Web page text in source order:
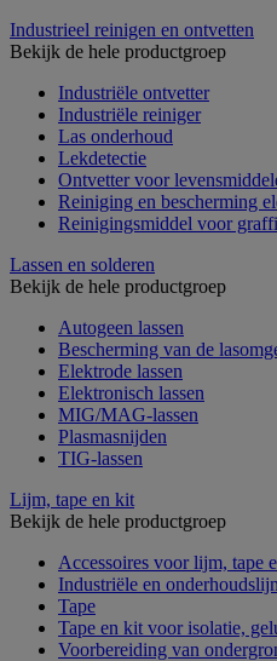
Industrieel reinigen en ontvetten
Bekijk de hele productgroep
Industriële ontvetter
Industriële reiniger
Las onderhoud
Lekdetectie
Ontvetter voor
Reiniging en bescherming
Reinigingsmiddel voor
Lassen en solderen
Bekijk de hele productgroep
Autogeen lassen
Bescherming van de
Elektrode lassen
Elektronisch lassen
MIG/MAG-lassen
Plasmasnijden
TIG-lassen
Lijm, tape en kit
Bekijk de hele productgroep
Accessoires voor lijm, tape
Industriële en
Tape
Tape en kit voor isolatie,
Voorbereiding van